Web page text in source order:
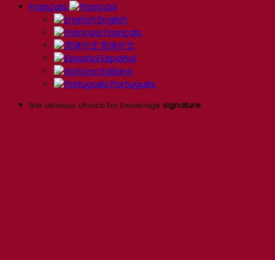
Français
English
Français
简体中文
Español
Italiano
Português
the obvious choice for beverage signature